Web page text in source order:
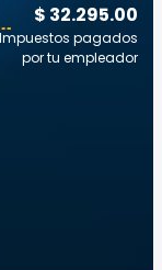
$ 32.295.00
Impuestos pagados
por tu empleador